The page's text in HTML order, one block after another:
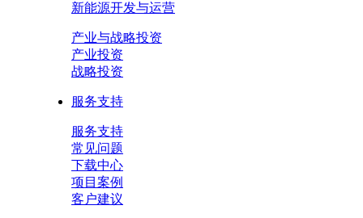
新能源开发与运营
产业与战略投资
产业投资
战略投资
服务支持
服务支持
常见问题
下载中心
项目案例
客户建议